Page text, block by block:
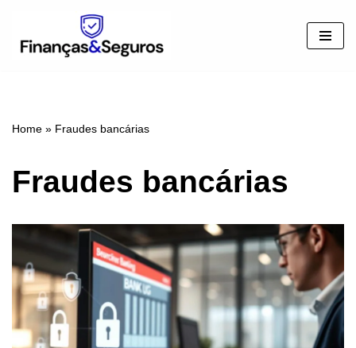
Pular
Home » Fraudes bancárias
Fraudes bancárias